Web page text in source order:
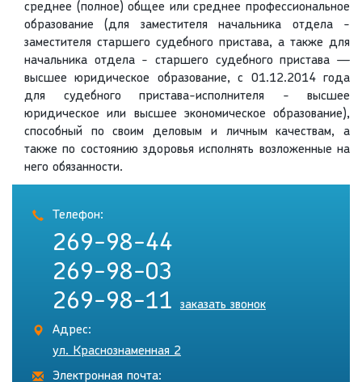
среднее (полное) общее или среднее профессиональное
образование (для заместителя начальника отдела -
заместителя старшего судебного пристава, а также для
начальника отдела - старшего судебного пристава —
высшее юридическое образование, с 01.12.2014 года
для судебного пристава-исполнителя - высшее
юридическое или высшее экономическое образование),
способный по своим деловым и личным качествам, а
также по состоянию здоровья исполнять возложенные на
него обязанности.
Телефон:
269-98-44
269-98-03
269-98-11
заказать звонок
Адрес:
ул. Краснознаменная 2
Электронная почта: